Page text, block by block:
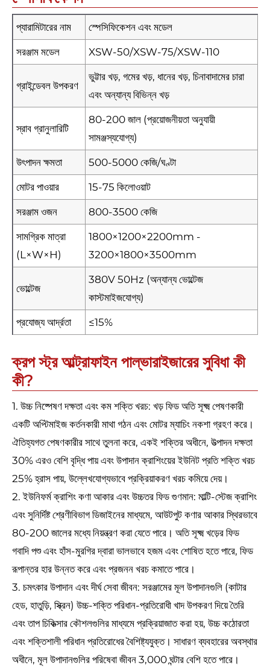
প্যারামিটারের নাম স্পেসিফিকেশন এবং মডেল
সরঞ্জাম মডেল XSW-50/XSW-75/XSW-110
গ্রাইন্ডেবল উপকরণ
ভুট্টার খড়, গমের খড়, ধানের খড়, চিনাবাদামের চারা
এবং অন্যান্য বিভিন্ন খড়
স্রাব গ্রানুলারিটি
80-200 জাল (প্রয়োজনীয়তা অনুযায়ী
সামঞ্জস্যযোগ্য)
উৎপাদন ক্ষমতা 500-5000 কেজি/ঘণ্টা
মোটর পাওয়ার 15-75 কিলোওয়াট
সরঞ্জাম ওজন 800-3500 কেজি
সামগ্রিক মাত্রা
(L×W×H)
1800×1200×2200mm -
3200×1800×3500mm
ভোল্টেজ
380V 50Hz (অন্যান্য ভোল্টেজ
কাস্টমাইজযোগ্য)
প্রযোজ্য আর্দ্রতা ≤15%
ক্রপ স্ট্র আল্ট্রাফাইন পাল্ভারাইজারের সুবিধা কী
কী?
1. উচ্চ নিষ্পেষণ দক্ষতা এবং কম শক্তি খরচ: খড় ফিড অতি সূক্ষ্ম পেষণকারী
একটি অপ্টিমাইজ কর্তনকারী মাথা গঠন এবং মোটর ম্যাচিং নকশা গ্রহণ করে।
ঐতিহ্যগত পেষণকারীর সাথে তুলনা করে, একই শক্তির অধীনে, উত্পাদন দক্ষতা
30% এরও বেশি বৃদ্ধি পায় এবং উপাদান ক্রাশিংয়ের ইউনিট প্রতি শক্তি খরচ
25% হ্রাস পায়, উল্লেখযোগ্যভাবে প্রক্রিয়াকরণ খরচ কমিয়ে দেয়।
2. ইউনিফর্ম ক্রাশিং কণা আকার এবং উচ্চতর ফিড গুণমান: মাল্টি-স্টেজ ক্রাশিং
এবং সুনির্দিষ্ট শ্রেণীবিভাগ ডিজাইনের মাধ্যমে, আউটপুট কণার আকার স্থিরভাবে
80-200 জালের মধ্যে নিয়ন্ত্রণ করা যেতে পারে। অতি সূক্ষ্ম খড়ের ফিড
গবাদি পশু এবং হাঁস-মুরগির দ্বারা ভালভাবে হজম এবং শোষিত হতে পারে, ফিড
রূপান্তর হার উন্নত করে এবং প্রজনন খরচ কমাতে পারে।
3. চমৎকার উপাদান এবং দীর্ঘ সেবা জীবন: সরঞ্জামের মূল উপাদানগুলি (কাটার
হেড, হাতুড়ি, স্ক্রিন) উচ্চ-শক্তি পরিধান-প্রতিরোধী খাদ উপকরণ দিয়ে তৈরি
এবং তাপ চিকিত্সার কৌশলগুলির মাধ্যমে প্রক্রিয়াজাত করা হয়, উচ্চ কঠোরতা
এবং শক্তিশালী পরিধান প্রতিরোধের বৈশিষ্ট্যযুক্ত। সাধারণ ব্যবহারের অবস্থার
অধীনে, মূল উপাদানগুলির পরিষেবা জীবন 3,000 ঘন্টার বেশি হতে পারে।